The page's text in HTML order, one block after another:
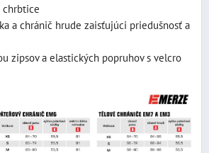
chrbtice
a chránič hrude zaisťujúci priedušnosť a
zipsov a elastických popruhov s velcro